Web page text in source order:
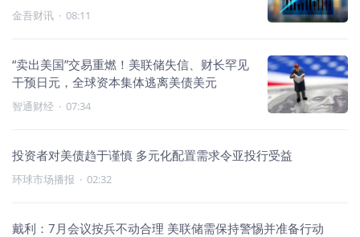
金吾财讯 · 08:11
“卖出美国”交易重燃！美联储失信、财长罕见
干预日元，全球资本集体逃离美债美元
智通财经 · 07:34
投资者对美债趋于谨慎 多元化配置需求令亚投行受益
环球市场播报 · 02:32
戴利：7月会议按兵不动合理 美联储需保持警惕并准备行动